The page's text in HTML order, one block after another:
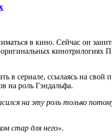
в кино. Сейчас он
кинотрилогиях
в сериале, ссылаясь на
на роль Гэндальфа.
на эту роль только
стар для него».